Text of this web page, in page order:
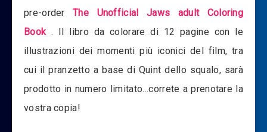
pre-orderThe Unofficial Jaws adult Coloring
Book . Il libro da colorare di 12 pagine con le
illustrazioni dei momenti più iconici del film, tra
cui il pranzetto a base di Quint dello squalo, sarà
prodotto in numero limitato…correte a prenotare la
vostra copia!